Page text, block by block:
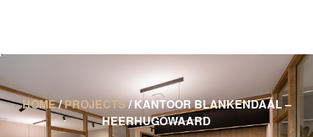
HOME/PROJECTS/KANTOOR BLANKENDAAL –
HEERHUGOWAARD